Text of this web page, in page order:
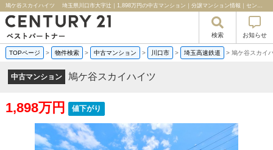
鳩ケ谷スカイハイツ 埼玉県川口市大字辻｜1,898万円の中古マンション｜分譲マンション情報｜センチュリー２１ベストパートナー
検索 お知らせ
TOPページ > 物件検索 > 中古マンション > 川口市 > 埼玉高速鉄道 > 鳩ケ谷スカ
中古マンション 鳩ケ谷スカイハイツ
1,898万円 値下がり